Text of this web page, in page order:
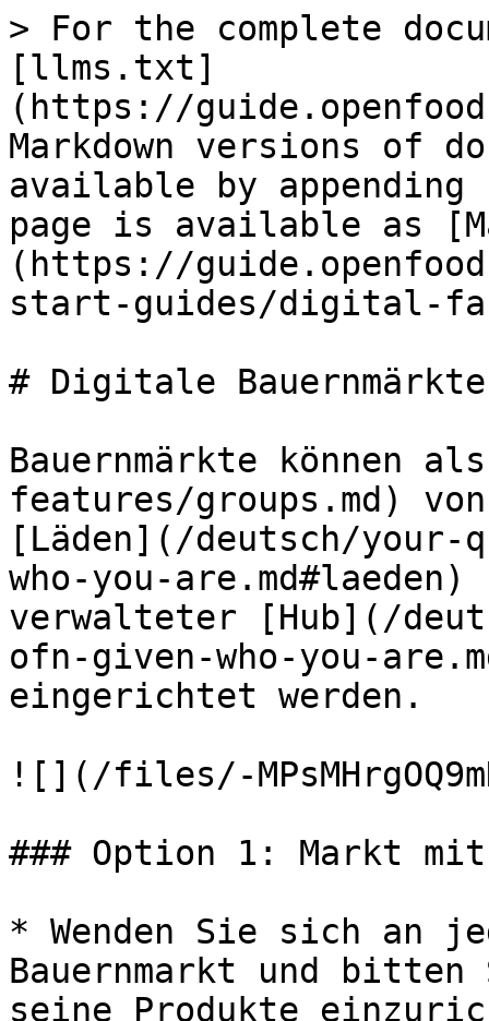
> For the complete
[llms.txt]
(https://
Markdown versions of
available by
page is available as
(https://
start-guides/digital-
# Digitale Bauernmärkte
Bauernmärkte können
features/groups.md)
[Läden](/deutsch/
who-you-
verwalteter [Hub](/
ofn-given-who-you-
eingerichtet werden.
![](/files/-
### Option 1: Markt
* Wenden Sie sich an
Bauernmarkt und
seine Produkte